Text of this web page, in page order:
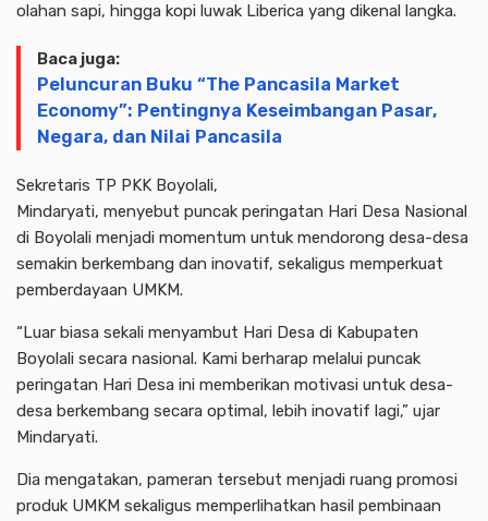
olahan sapi, hingga kopi luwak Liberica yang dikenal langka.
Baca juga:
Peluncuran Buku “The Pancasila Market
Economy”: Pentingnya Keseimbangan Pasar,
Negara, dan Nilai Pancasila
Sekretaris TP PKK Boyolali,
Mindaryati, menyebut puncak peringatan Hari Desa Nasional
di Boyolali menjadi momentum untuk mendorong desa-desa
semakin berkembang dan inovatif, sekaligus memperkuat
pemberdayaan UMKM.
“Luar biasa sekali menyambut Hari Desa di Kabupaten
Boyolali secara nasional. Kami berharap melalui puncak
peringatan Hari Desa ini memberikan motivasi untuk desa-
desa berkembang secara optimal, lebih inovatif lagi,” ujar
Mindaryati.
Dia mengatakan, pameran tersebut menjadi ruang promosi
produk UMKM sekaligus memperlihatkan hasil pembinaan